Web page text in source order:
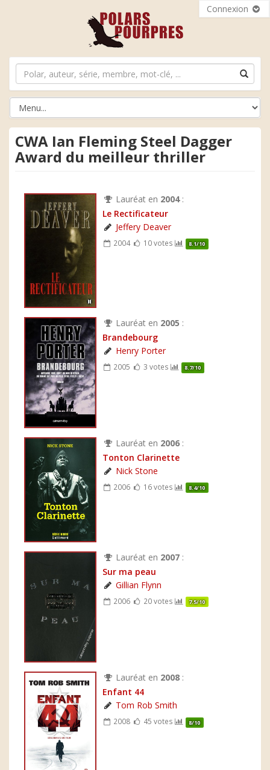
Connexion
CWA Ian Fleming Steel Dagger
Award du meilleur thriller
Lauréat en 2004:
Le Rectificateur
Jeffery Deaver
2004 10 votes 8.1/10
Lauréat en 2005 :
Brandebourg
Henry Porter
2005 3 votes 8.7/10
Lauréat en 2006 :
Tonton Clarinette
Nick Stone
2006 16 votes 8.4/10
Lauréat en 2007 :
Sur ma peau
Gillian Flynn
2006 20 votes 7.5/10
Lauréat en 2008 :
Enfant 44
Tom Rob Smith
2008 45 votes 8/10